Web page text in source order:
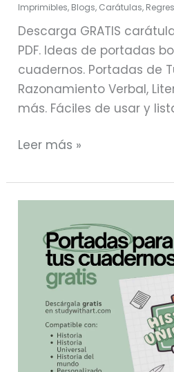
Imprimibles, Blogs, Carátulas,
Descarga GRATIS
PDF. Ideas de portadas
cuadernos. Portadas de
Razonamiento Verbal,
más. Fáciles de usar y
Leer más »
Carátulas
para
imprimir
cuadernos
Portadas